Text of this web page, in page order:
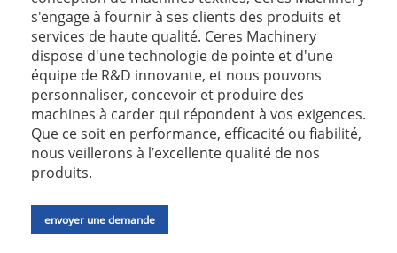
s'engage à fournir à ses clients des produits et
services de haute qualité. Ceres Machinery
dispose d'une technologie de pointe et d'une
équipe de R&D innovante, et nous pouvons
personnaliser, concevoir et produire des
machines à carder qui répondent à vos exigences.
Que ce soit en performance, efficacité ou fiabilité,
nous veillerons à l’excellente qualité de nos
produits.
envoyer une demande